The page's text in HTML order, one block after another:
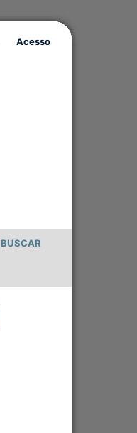
BUSCAR
Acesso